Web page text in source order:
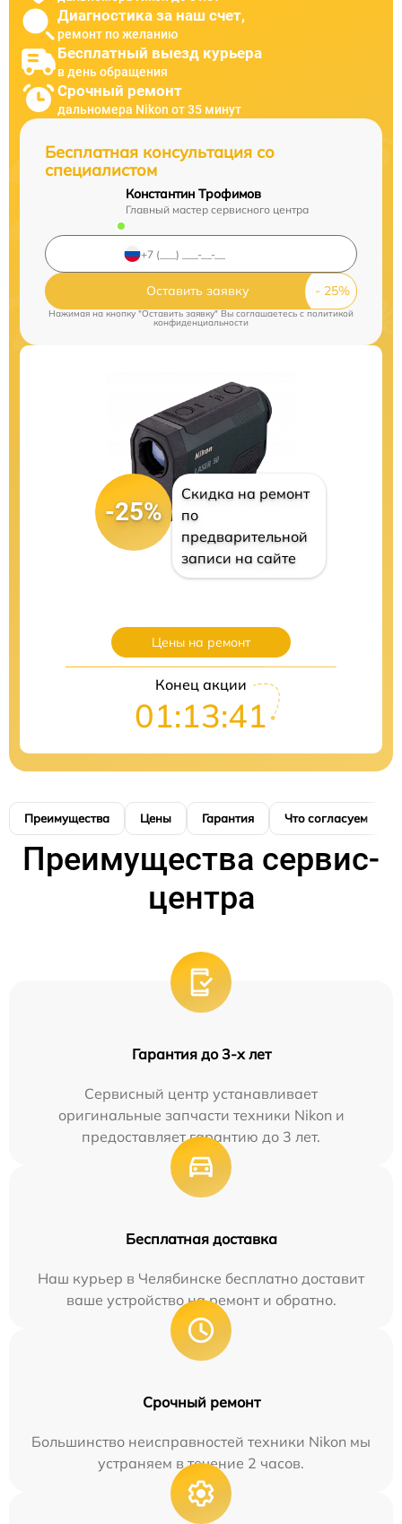
Диагностика за наш счет,
ремонт по желанию
Бесплатный выезд курьера
в день обращения
Срочный ремонт
дальномера Nikon от 35 минут
Бесплатная консультация со
специалистом
Константин Трофимов
Главный мастер сервисного центра
Оставить заявку
Нажимая на кнопку "Оставить заявку" Вы соглашаетесь cполитикой
конфиденциальности
-25%
Скидка на ремонт
по
предварительной
записи на сайте
Цены на ремонт
Конец акции
01:13:40
Преимущества Цены Гарантия Что согласуем
Преимущества сервис-
центра
Гарантия до 3-х лет
Сервисный центр устанавливает
оригинальные запчасти техники Nikon и
предоставляет гарантию до 3 лет.
Бесплатная доставка
Наш курьер в Челябинске бесплатно доставит
ваше устройство на ремонт и обратно.
Срочный ремонт
Большинство неисправностей техники Nikon мы
устраняем в течение 2 часов.